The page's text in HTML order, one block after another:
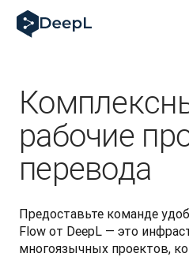
DeepL для ИИ-агентов
Translation Flow в DeepL:
Разобраться в вопросах
Как мы разрабатываем
От перевода текста до
Building an instantly
рабочие
перевода
Предоставьте команде
Flow от DeepL — это
многоязычных проектов,